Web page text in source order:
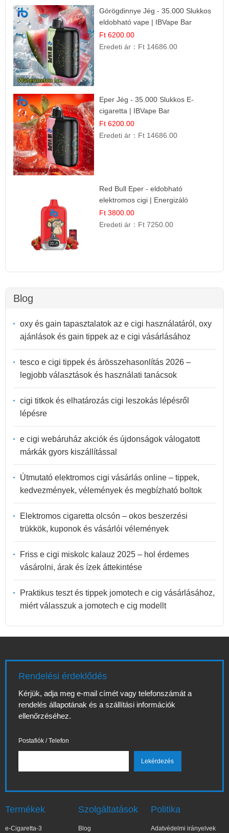
Görögdinnye Jég - 35.000 Slukkos
eldobható vape | IBVape Bar
Frissítő Nyári Íz
Ft 6200.00
Eredeti ár： Ft 14686.00
Eper Jég - 35.000 Slukkos E-
cigaretta | IBVape Bar
Ft 6200.00
Eredeti ár： Ft 14686.00
Red Bull Eper - eldobható
elektromos cigi | Energizáló
Gyümölcs Íz
Ft 3800.00
Eredeti ár： Ft 7250.00
Blog
oxy és gain tapasztalatok az e cigi használatáról, oxy
ajánlások és gain tippek az e cigi vásárlásához
tesco e cigi tippek és árösszehasonlítás 2026 –
legjobb választások és használati tanácsok
cigi titkok és elhatározás cigi leszokás lépésről
lépésre
e cigi webáruház akciók és újdonságok válogatott
márkák gyors kiszállítással
Útmutató elektromos cigi vásárlás online – tippek,
kedvezmények, vélemények és megbízható boltok
Elektromos cigaretta olcsón – okos beszerzési
trükkök, kuponok és vásárlói vélemények
Friss e cigi miskolc kalauz 2025 – hol érdemes
vásárolni, árak és ízek áttekintése
Praktikus teszt és tippek jomotech e cig vásárlásához,
miért válasszuk a jomotech e cig modellt
Rendelési érdeklődés
Kérjük, adja meg e-mail címét vagy telefonszámát a
rendelés állapotának és a szállítási információk
ellenőrzéséhez.
Postafiók / Telefon
Termékek
e-Cigaretta-3
Szolgáltatások
Blog
Politika
Adatvédelmi irányelvek